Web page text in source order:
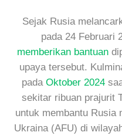
Sejak Rusia
pada 24 Februari
memberikan bantuan
upaya tersebut.
pada Oktober 2024
sekitar ribuan prajurit
untuk membantu Rusia
Ukraina (AFU) di